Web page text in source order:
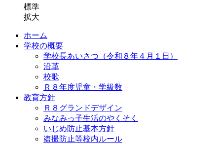
標準
拡大
ホーム
学校の概要
学校長あいさつ（令和８年４月１日）
沿革
校歌
Ｒ８年度児童・学級数
教育方針
Ｒ８グランドデザイン
みなみっ子生活のやくそく
いじめ防止基本方針
盗撮防止等校内ルール